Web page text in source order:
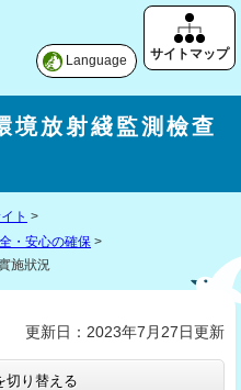
Language
境放射綫監測檢查
ト >
・安心の確保 >
施狀況
更新日：2023年7月27日更新
切り替える